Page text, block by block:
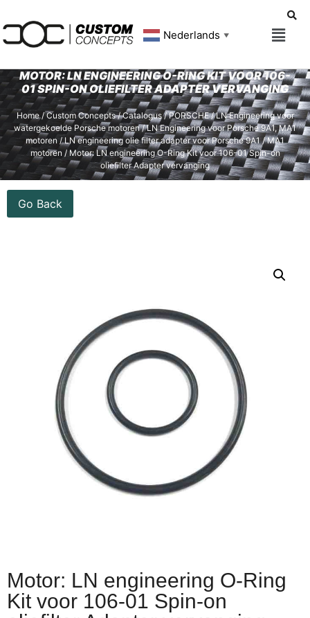
Nederlands ▼
MOTOR: LN ENGINEERING O-RING KIT VOOR 106-
01 SPIN-ON OLIEFILTER ADAPTER VERVANGING
Home/Custom Concepts/Catalogus/PORSCHE/LN Engineering voor
watergekoelde Porsche motoren/LN Engineering voor Porsche 9A1, MA1
motoren/LN engineering olie filter adapter voor Porsche 9A1 / MA1
motoren / Motor: LN engineering O-Ring Kit voor 106-01 Spin-on
oliefilter Adapter vervanging
Go Back
Motor: LN engineering O-Ring
Kit voor 106-01 Spin-on